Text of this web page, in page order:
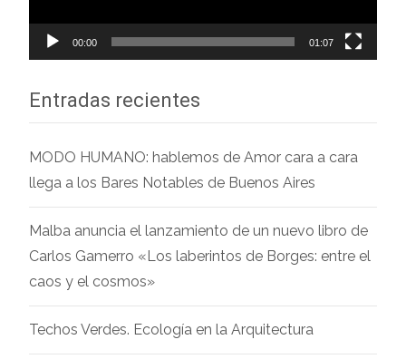
00:00 01:07
Entradas recientes
MODO HUMANO: hablemos de Amor cara a cara
llega a los Bares Notables de Buenos Aires
Malba anuncia el lanzamiento de un nuevo libro de
Carlos Gamerro «Los laberintos de Borges: entre el
caos y el cosmos»
Techos Verdes. Ecología en la Arquitectura